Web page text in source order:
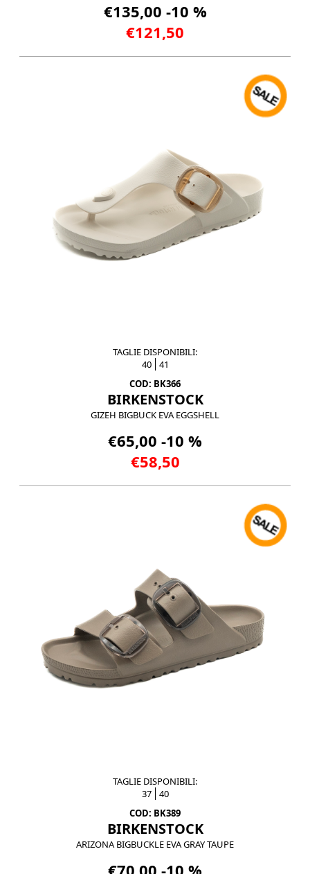
€135,00 -10 %
€121,50
TAGLIE DISPONIBILI:
40
41
COD: BK366
BIRKENSTOCK
GIZEH BIGBUCK EVA EGGSHELL
€65,00 -10 %
€58,50
TAGLIE DISPONIBILI:
37
40
COD: BK389
BIRKENSTOCK
ARIZONA BIGBUCKLE EVA GRAY TAUPE